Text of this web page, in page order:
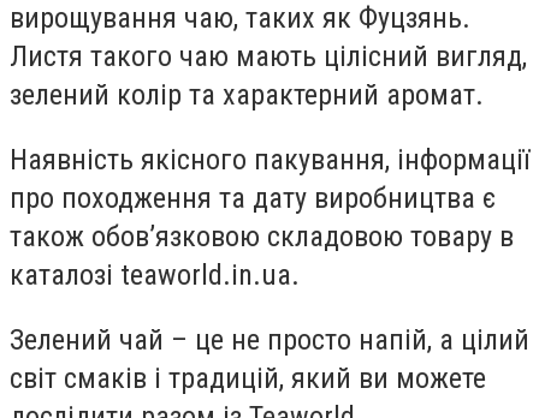
вирощування чаю, таких як Фуцзянь.
Листя такого чаю мають цілісний вигляд,
зелений колір та характерний аромат.
Наявність якісного пакування, інформації
про походження та дату виробництва є
також обов’язковою складовою товару в
каталозі teaworld.in.ua.
Зелений чай – це не просто напій, а цілий
світ смаків і традицій, який ви можете